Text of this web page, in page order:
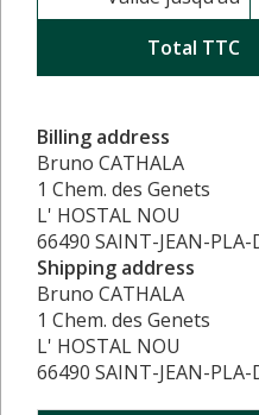
Total TTC
Billing address
Bruno CATHALA
1 Chem. des Genets
L' HOSTAL NOU
66490 SAINT-JEAN-PLA-
Shipping address
Bruno CATHALA
1 Chem. des Genets
L' HOSTAL NOU
66490 SAINT-JEAN-PLA-